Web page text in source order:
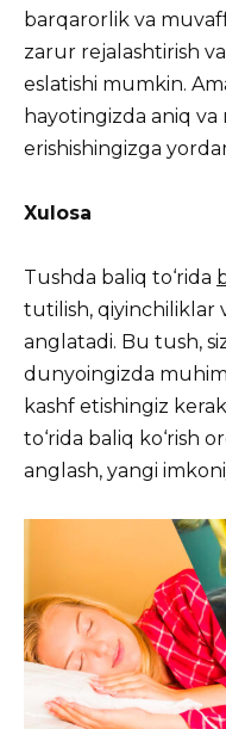
barqarorlik va
zarur rejalashtirish
eslatishi mumkin.
hayotingizda aniq
erishishingizga
Xulosa
Tushda baliq to‘rida
tutilish, qiyinchiliklar
anglatadi. Bu tush,
dunyoingizda
kashf etishingiz
to‘rida baliq ko‘rish
anglash, yangi